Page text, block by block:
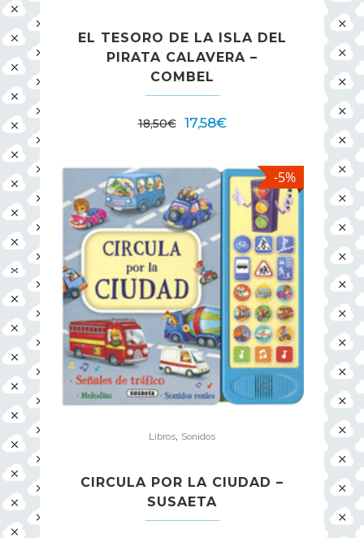
EL TESORO DE LA ISLA DEL
PIRATA CALAVERA –
COMBEL
18,50€ 17,58€
-5%
Libros Sonidos
CIRCULA POR LA CIUDAD –
SUSAETA